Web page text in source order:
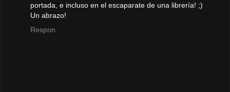
portada, e incluso en el escaparate de una librería! ;)
Un abrazo!
Respon